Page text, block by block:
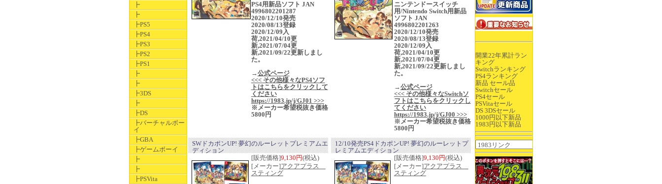
┣
┣
┣PS5
┣PS4
┣PS3
┣PS2
┣PS1
┣
┣
┣3DS
┣
┣DS
┣バーチャルボー
イ
┣GBA
┣ゲームボーイ
┣
┣
┣PSVita
開業22年累計ラン
キング
Switchランキング
PS4ランキング
新品 セール品
Switchセール
PS4セール
PSVitaセール
DS 3DSセール
1000円以下新品
1983円以下新品
PS4用新品ソフト JAN
4996802201287
2020/12/10発売
2020/08/13登録
2020/12/09入
荷,2021/04/10更
新,2021/07/04更
新,2021/09/22更新しまし
た。
→公式ページ
<<< その他様々なPS4ソフ
トはこちらをクリックして
ください
https://1983.jp/j/GJ01 >>>
※メーカー希望税抜き価格
5800円
ニンテンドースイッチ
用/Nintendo Switch用新品
ソフト JAN
4996802201263
2020/12/10発売
2020/08/13登録
2020/12/09入
荷,2021/04/10更
新,2021/07/04更
新,2021/09/22更新しまし
た。
→公式ページ
<<< その他様々なSwitchソ
フトはこちらをクリックし
てください
https://1983.jp/j/GJ00 >>>
※メーカー希望税抜き価格
5800円
SWドカポンUP! 夢幻のルーレットプレミアムエ
ディション
[販売価格]9,130円(税込)
[メーカー]アクアプラス
スティング
12/10発売PS4ドカポンUP! 夢幻のルーレットプ
レミアムエディション
[販売価格]9,130円(税込)
[メーカー]アクアプラス
スティング